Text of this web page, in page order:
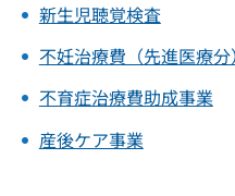
新生児聴覚検査
不妊治療費（先進医療
不育症治療費助成事業
産後ケア事業